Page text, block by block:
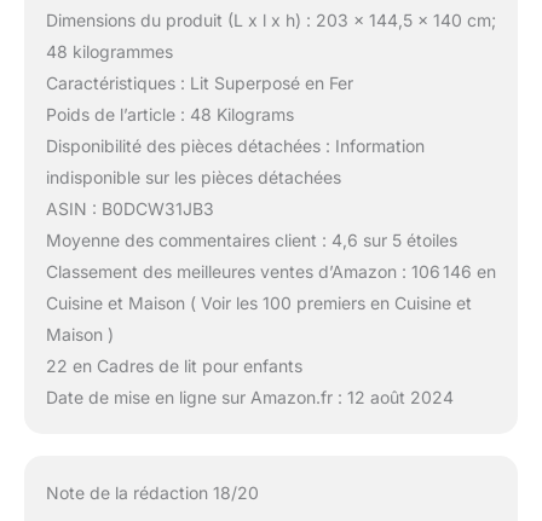
Dimensions du produit (L x l x h) : 203 x 144,5 x 140 cm;
48 kilogrammes
Caractéristiques : Lit Superposé en Fer
Poids de l’article : 48 Kilograms
Disponibilité des pièces détachées : Information
indisponible sur les pièces détachées
ASIN : B0DCW31JB3
Moyenne des commentaires client : 4,6 sur 5 étoiles
Classement des meilleures ventes d’Amazon : 106 146 en
Cuisine et Maison ( Voir les 100 premiers en Cuisine et
Maison )
22 en Cadres de lit pour enfants
Date de mise en ligne sur Amazon.fr : 12 août 2024
Note de la rédaction 18/20